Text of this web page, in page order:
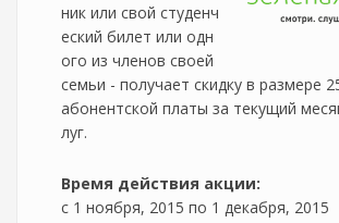
ник или свой студенч
еский билет или одн
ого из членов своей
семьи - получает скидку в размере
абонентской платы за текущий
луг.
Время действия акции:
с 1 ноября, 2015 по 1 декабря, 2015